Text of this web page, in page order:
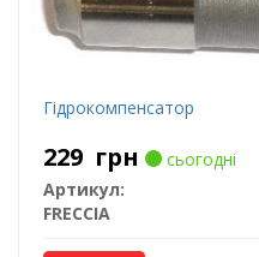
Гідрокомпенсатор
229 грн
сьогодні
Артикул:
FRECCIA